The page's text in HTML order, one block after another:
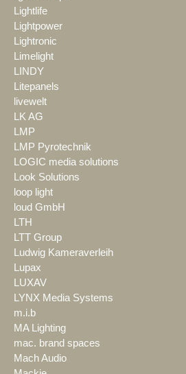
Lightlife
Lightpower
Lightronic
Limelight
LINDY
Litepanels
livewelt
LK AG
LMP
LMP Pyrotechnik
LOGIC media solutions
Look Solutions
loop light
loud GmbH
LTH
LTT Group
Ludwig Kameraverleih
Lupax
LUXAV
LYNX Media Systems
m.i.b
MA Lighting
mac. brand spaces
Mach Audio